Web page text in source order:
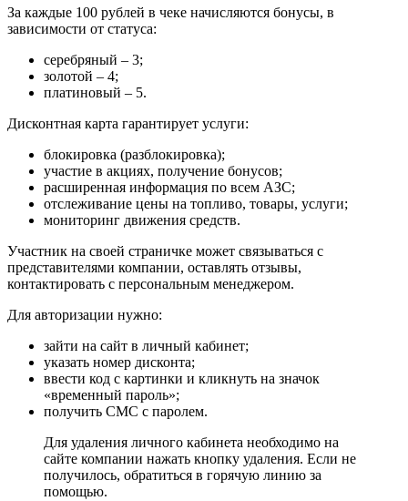
За каждые 100 рублей в чеке начисляются бонусы, в
зависимости от статуса:
серебряный – 3;
золотой – 4;
платиновый – 5.
Дисконтная карта гарантирует услуги:
блокировка (разблокировка);
участие в акциях, получение бонусов;
расширенная информация по всем АЗС;
отслеживание цены на топливо, товары, услуги;
мониторинг движения средств.
Участник на своей страничке может связываться с
представителями компании, оставлять отзывы,
контактировать с персональным менеджером.
Для авторизации нужно:
зайти на сайт в личный кабинет;
указать номер дисконта;
ввести код с картинки и кликнуть на значок
«временный пароль»;
получить СМС с паролем.
Для удаления личного кабинета необходимо на
сайте компании нажать кнопку удаления. Если не
получилось, обратиться в горячую линию за
помощью.